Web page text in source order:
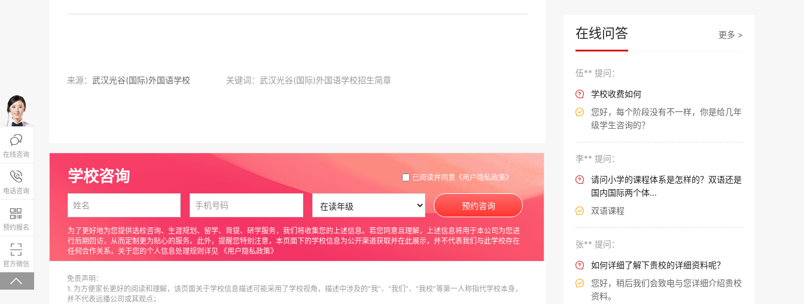
来源： 武汉光谷(国际)外国语学校 关键词：武汉光谷(国际)外国语学校招生简章
学校咨询 已阅读并同意 《用户隐私政策》
为了更好地为您提供选校咨询、生涯规划、留学、背提、研学服务，我们将收集您的上述信息。若您同意且理解，上述信息将用于本公司为您进
行后期回访，从而定制更为贴心的服务。此外，提醒您特别注意，本页面下的学校信息为公开渠道获取并在此展示，并不代表我们与此学校存在
任何合作关系。关于您的个人信息处理规则详见 《用户隐私政策》
预约咨询
免责声明：
1. 为方便家长更好的阅读和理解，该页面关于学校信息描述可能采用了学校视角，描述中涉及的“我”、“我们”、“我校”等第一人称指代学校本身，
并不代表远播公司或其观点；
在线问答 更多 >
伍** 提问：
 学校收费如何

您好，每个阶段没有不一样，你是给几年
级学生咨询的？
李** 提问：

请问小学的课程体系是怎样的？双语还是
国内国际两个体...
 双语课程
张** 提问：
 如何详细了解下贵校的详细资料呢？

您好，稍后我们会致电与您详细介绍贵校
资料。

在线咨询

电话咨询
报名咨询热线

预约报名

官方微信 微信关注，回复“学校大礼包”有惊喜
